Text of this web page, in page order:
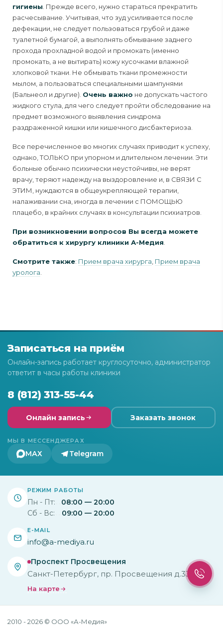
гигиены . Прежде всего, нужно стараться прекратить
расчесывание. Учитывая, что зуд усиливается после
дефекации, не следует пользоваться грубой и даже
туалетной бума­гой, а выполнять обмывание заднего
прохода прохладной водой и промо­кать (именно
промокать, а не вытирать) кожу кусочками влажной
хлопковой ткани. Не обмывать ткани промежности
мылом, а пользоваться специаль­ными шампунями
(Бальнеол и другие). Очень важно не допускать частого
жидкого стула, для чего следует пройти обследование на
предмет возмож­ного выявления синдрома
раздраженной кишки или кишечного дисбакте­риоза.
Все перечисленное во многих случаях приводит к успеху,
однако, ТОЛЬКО при упорном и длительном лечении. Эти
больные обычно психически неустойчивы, не верят
врачу, те­ряют надежду на выздоровление и, в СВЯЗИ C
ЭТИМ, нуждаются в общеук­репляющей терапии,
налаживании сна, иногда в лечении с ПОМОЩЬЮ
плацебо, в крайних случаях в консультации психиатров.
При возникновении вопросов Вы всегда можете
обратиться к хирургу клиники А-Медия
Смотрите также: Прием врача хирурга Прием врача
уролога
Записаться на приём
Онлайн-запись работает круглосуточно, администратор
ответит в часы работы клиники
8 (812) 313-55-44
Онлайн запись Заказать звонок
МЫ В МЕССЕНДЖЕРАХ
МАХ Telegram
РЕЖИМ РАБОТЫ
Пн - Пт:
08:00 — 20:00
Сб - Вс:
09:00 — 20:00
E-MAIL
info@a-mediya.ru
Проспект Просвещения
Санкт-Петербург, пр. Просвещения д.33 к.2
На карте
2010 - 2026 © ООО «А-Медия»